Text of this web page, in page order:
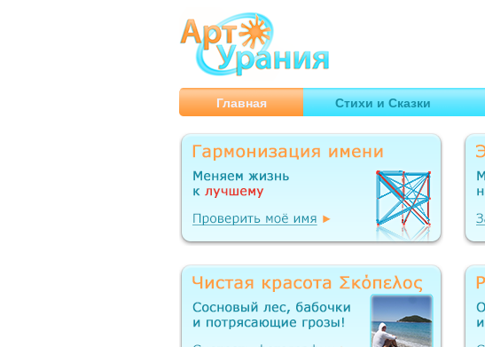
АртУрания
Умные гороскопы, творчество, путешествия
Главная Стихи и Сказки